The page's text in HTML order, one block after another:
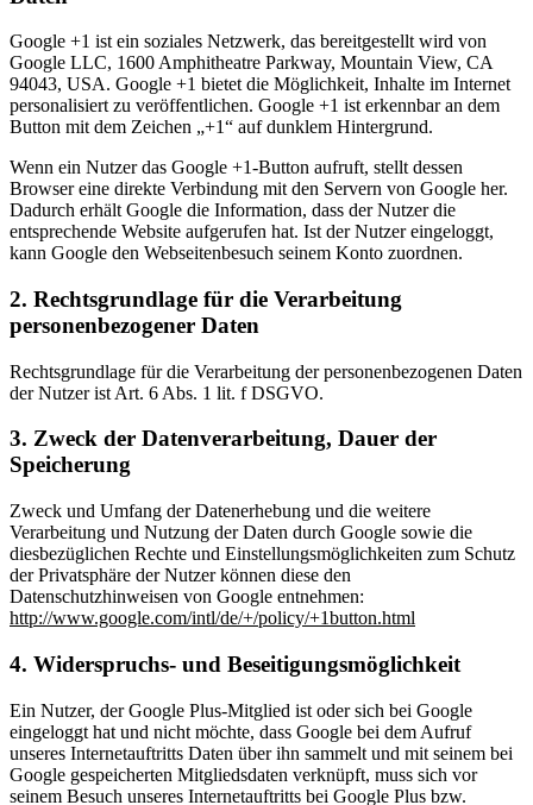
Google +1 ist ein soziales Netzwerk, das bereitgestellt wird von
Google LLC, 1600 Amphitheatre Parkway, Mountain View, CA
94043, USA. Google +1 bietet die Möglichkeit, Inhalte im Internet
personalisiert zu veröffentlichen. Google +1 ist erkennbar an dem
Button mit dem Zeichen „+1“ auf dunklem Hintergrund.
Wenn ein Nutzer das Google +1-Button aufruft, stellt dessen
Browser eine direkte Verbindung mit den Servern von Google her.
Dadurch erhält Google die Information, dass der Nutzer die
entsprechende Website aufgerufen hat. Ist der Nutzer eingeloggt,
kann Google den Webseitenbesuch seinem Konto zuordnen.
2. Rechtsgrundlage für die Verarbeitung
personenbezogener Daten
Rechtsgrundlage für die Verarbeitung der personenbezogenen Daten
der Nutzer ist Art. 6 Abs. 1 lit. f DSGVO.
3. Zweck der Datenverarbeitung, Dauer der
Speicherung
Zweck und Umfang der Datenerhebung und die weitere
Verarbeitung und Nutzung der Daten durch Google sowie die
diesbezüglichen Rechte und Einstellungsmöglichkeiten zum Schutz
der Privatsphäre der Nutzer können diese den
Datenschutzhinweisen von Google entnehmen:
http://www.google.com/intl/de/+/policy/+1button.html
4. Widerspruchs- und Beseitigungsmöglichkeit
Ein Nutzer, der Google Plus-Mitglied ist oder sich bei Google
eingeloggt hat und nicht möchte, dass Google bei dem Aufruf
unseres Internetauftritts Daten über ihn sammelt und mit seinem bei
Google gespeicherten Mitgliedsdaten verknüpft, muss sich vor
seinem Besuch unseres Internetauftritts bei Google Plus bzw.